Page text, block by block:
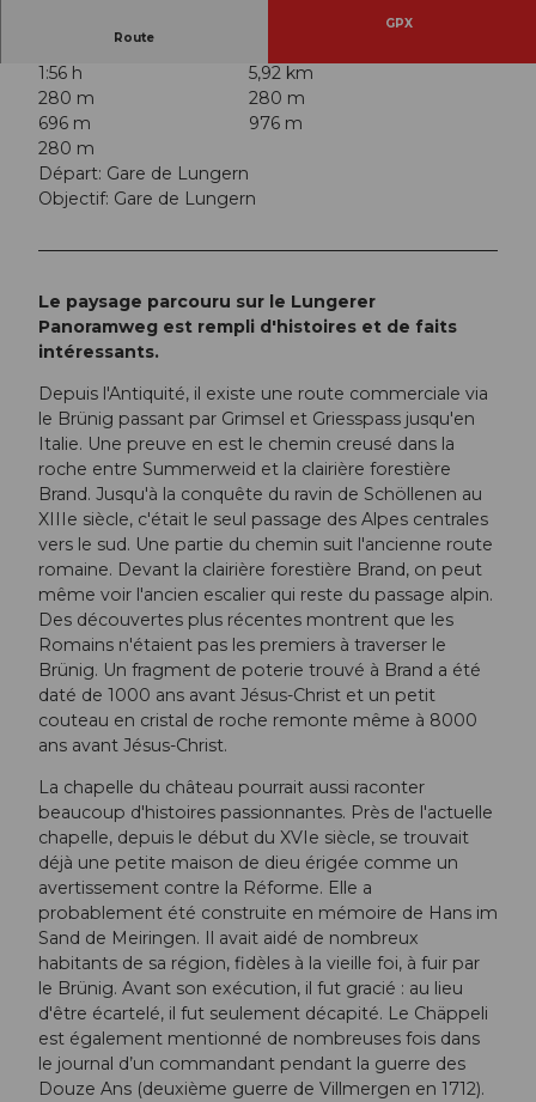
Route
GPX
1:56 h
5,92 km
280 m
280 m
696 m
976 m
280 m
Départ: Gare de Lungern
Objectif: Gare de Lungern
Le paysage parcouru sur le Lungerer
Panoramweg est rempli d'histoires et de faits
intéressants.
Depuis l'Antiquité, il existe une route commerciale via
le Brünig passant par Grimsel et Griesspass jusqu'en
Italie. Une preuve en est le chemin creusé dans la
roche entre Summerweid et la clairière forestière
Brand. Jusqu'à la conquête du ravin de Schöllenen au
XIIIe siècle, c'était le seul passage des Alpes centrales
vers le sud. Une partie du chemin suit l'ancienne route
romaine. Devant la clairière forestière Brand, on peut
même voir l'ancien escalier qui reste du passage alpin.
Des découvertes plus récentes montrent que les
Romains n'étaient pas les premiers à traverser le
Brünig. Un fragment de poterie trouvé à Brand a été
daté de 1000 ans avant Jésus-Christ et un petit
couteau en cristal de roche remonte même à 8000
ans avant Jésus-Christ.
La chapelle du château pourrait aussi raconter
beaucoup d'histoires passionnantes. Près de l'actuelle
chapelle, depuis le début du XVIe siècle, se trouvait
déjà une petite maison de dieu érigée comme un
avertissement contre la Réforme. Elle a
probablement été construite en mémoire de Hans im
Sand de Meiringen. Il avait aidé de nombreux
habitants de sa région, fidèles à la vieille foi, à fuir par
le Brünig. Avant son exécution, il fut gracié : au lieu
d'être écartelé, il fut seulement décapité. Le Chäppeli
est également mentionné de nombreuses fois dans
le journal d’un commandant pendant la guerre des
Douze Ans (deuxième guerre de Villmergen en 1712).